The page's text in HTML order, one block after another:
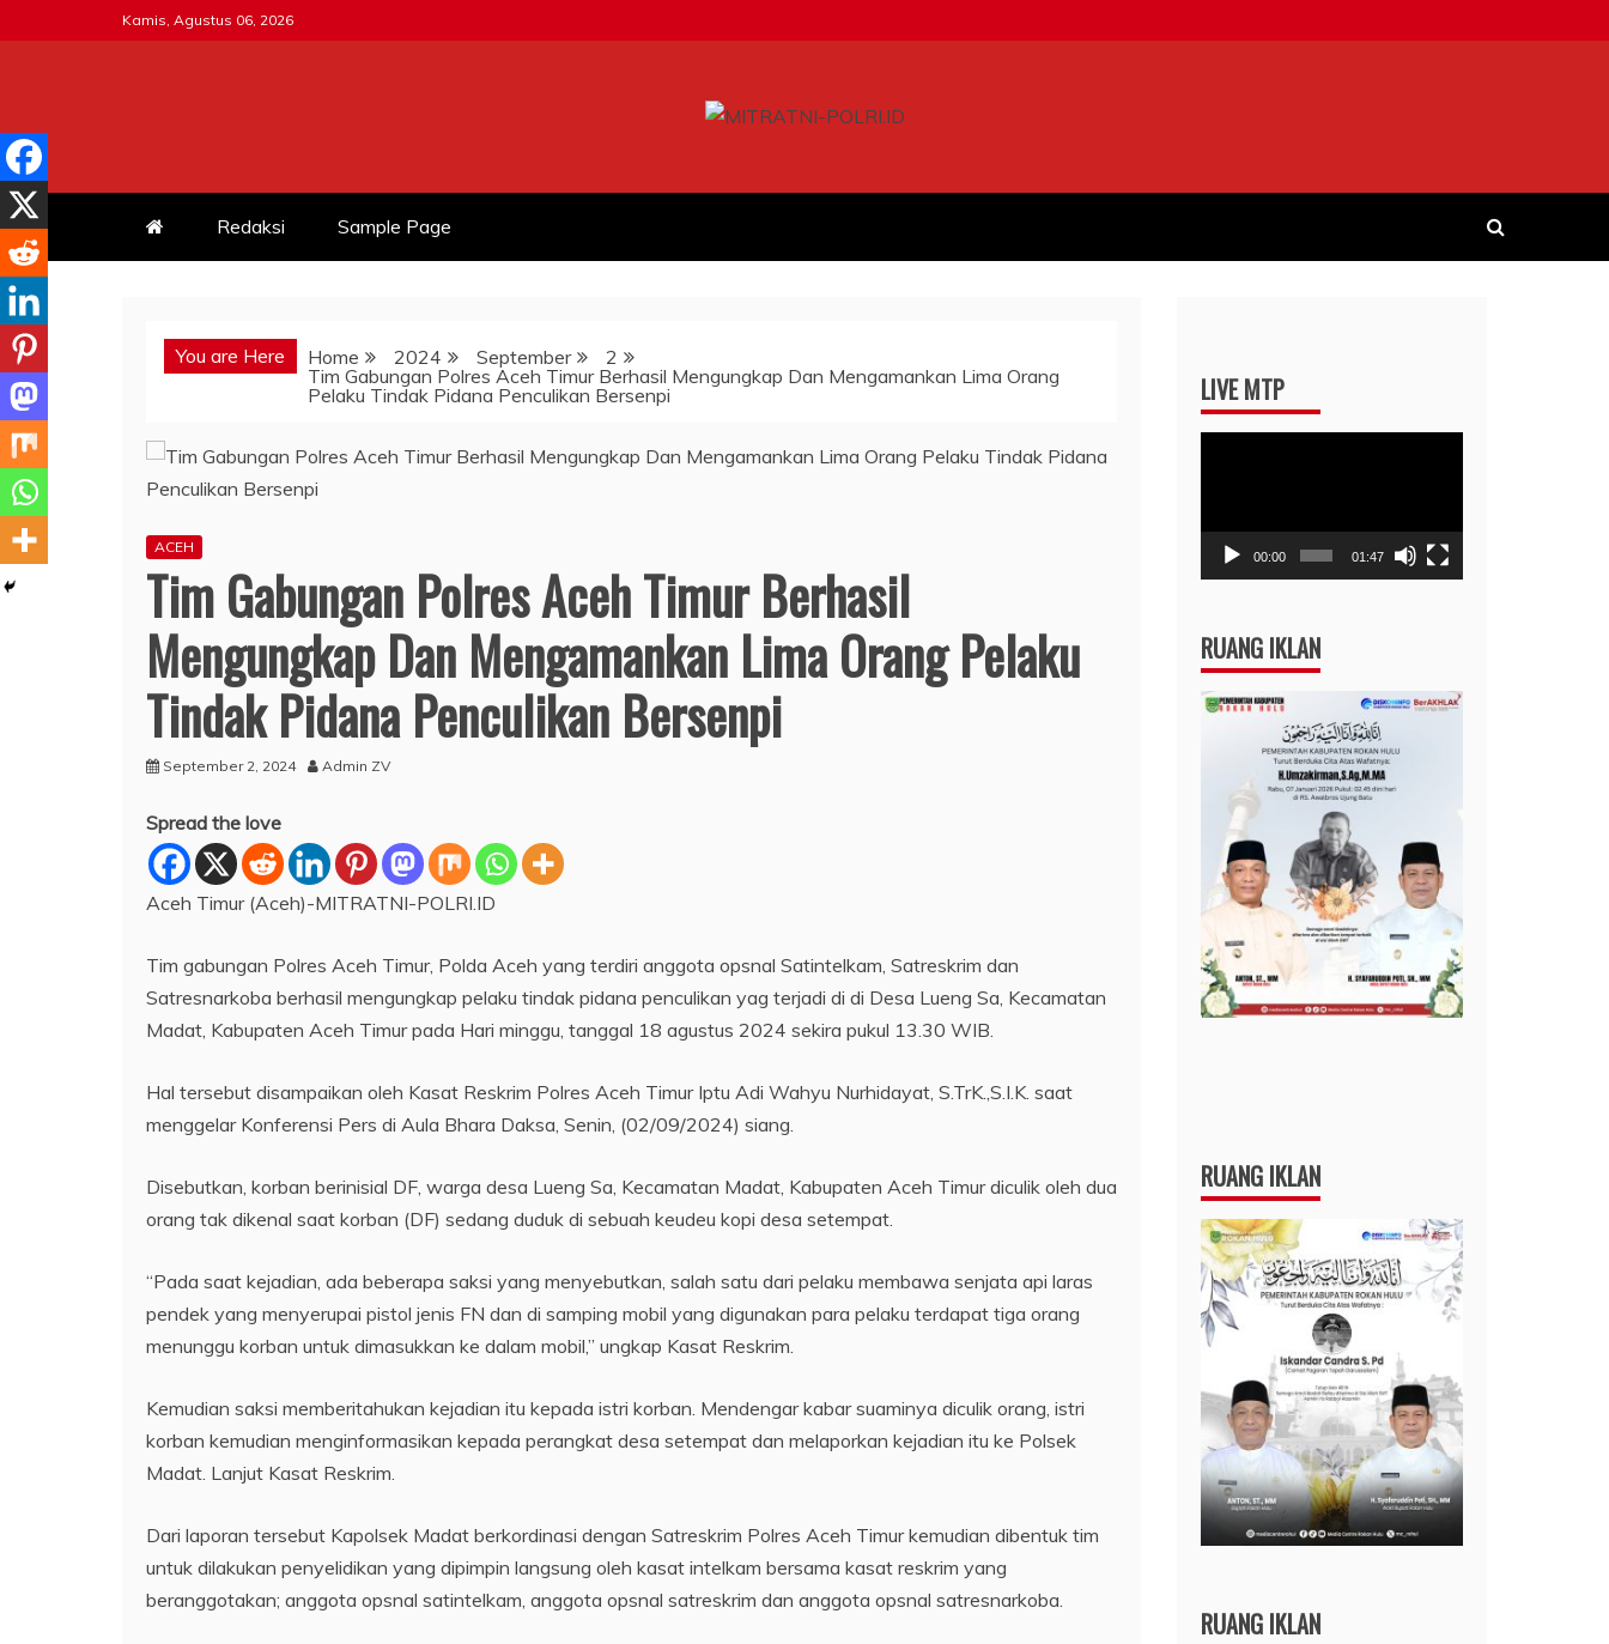
to
Kamis, Agustus 06, 2026
Redaksi Sample Page
You are Here Home 2024 September
2
Tim Gabungan Polres Aceh Timur Berhasil Mengungkap Dan Mengamankan Lima Orang
Pelaku Tindak Pidana Penculikan Bersenpi
ACEH
Tim Gabungan Polres Aceh Timur Berhasil
Mengungkap Dan Mengamankan Lima Orang Pelaku
Tindak Pidana Penculikan Bersenpi
September 2, 2024 Admin ZV
Spread the love
Aceh Timur (Aceh)-MITRATNI-POLRI.ID
Tim gabungan Polres Aceh Timur, Polda Aceh yang terdiri anggota opsnal Satintelkam, Satreskrim dan
Satresnarkoba berhasil mengungkap pelaku tindak pidana penculikan yag terjadi di di Desa Lueng Sa, Kecamatan
Madat, Kabupaten Aceh Timur pada Hari minggu, tanggal 18 agustus 2024 sekira pukul 13.30 WIB.
Hal tersebut disampaikan oleh Kasat Reskrim Polres Aceh Timur Iptu Adi Wahyu Nurhidayat, S.TrK.,S.I.K. saat
menggelar Konferensi Pers di Aula Bhara Daksa, Senin, (02/09/2024) siang.
Disebutkan, korban berinisial DF, warga desa Lueng Sa, Kecamatan Madat, Kabupaten Aceh Timur diculik oleh dua
orang tak dikenal saat korban (DF) sedang duduk di sebuah keudeu kopi desa setempat.
“Pada saat kejadian, ada beberapa saksi yang menyebutkan, salah satu dari pelaku membawa senjata api laras
pendek yang menyerupai pistol jenis FN dan di samping mobil yang digunakan para pelaku terdapat tiga orang
menunggu korban untuk dimasukkan ke dalam mobil,” ungkap Kasat Reskrim.
Kemudian saksi memberitahukan kejadian itu kepada istri korban. Mendengar kabar suaminya diculik orang, istri
korban kemudian menginformasikan kepada perangkat desa setempat dan melaporkan kejadian itu ke Polsek
Madat. Lanjut Kasat Reskrim.
Dari laporan tersebut Kapolsek Madat berkordinasi dengan Satreskrim Polres Aceh Timur kemudian dibentuk tim
untuk dilakukan penyelidikan yang dipimpin langsung oleh kasat intelkam bersama kasat reskrim yang
beranggotakan; anggota opsnal satintelkam, anggota opsnal satreskrim dan anggota opsnal satresnarkoba.
LIVE MTP
00:00 01:47
RUANG IKLAN
RUANG IKLAN
RUANG IKLAN